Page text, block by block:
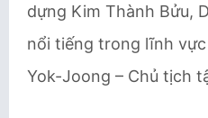
dựng Kim Thành Bửu,
nổi tiếng trong lĩnh
Yok-Joong – Chủ tịch